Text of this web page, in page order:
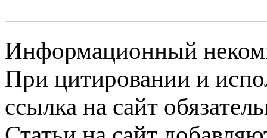
Информационный
При цитировании и
ссылка на сайт